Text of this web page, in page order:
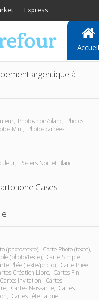
Express
Accueil
argentique à
Photos noir/blanc, Photos
Mini, Photos carrées
Posters Noir et Blanc
Cases
(photo/texte), Carte Photo (texte),
(photo/texte), Carte Simple
Pliée (texte/photo), Carte Pliée
Création Libre, Cartes Fin
Invitation, Cartes
Cartes Naissance, Cartes
Cartes Fête Laïque